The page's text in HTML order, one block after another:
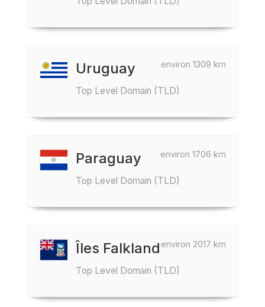
environ 1309 km
Uruguay
Top Level Domain (TLD)
environ 1706 km
Paraguay
Top Level Domain (TLD)
environ 2017 km
Îles Falkland
Top Level Domain (TLD)